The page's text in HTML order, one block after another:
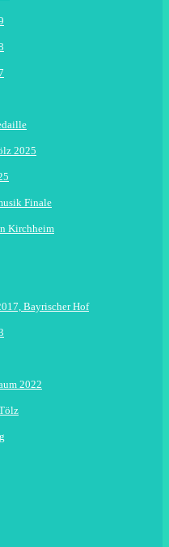
2025
Finale
Kirchheim
Bayrischer Hof
2022